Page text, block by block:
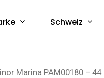
Schweiz
Marina PAM00180 – 44